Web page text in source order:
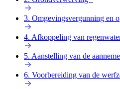
3. Omgevingsvergunning en
4. Afkoppeling van
5. Aanstelling van de
6. Voorbereiding van de